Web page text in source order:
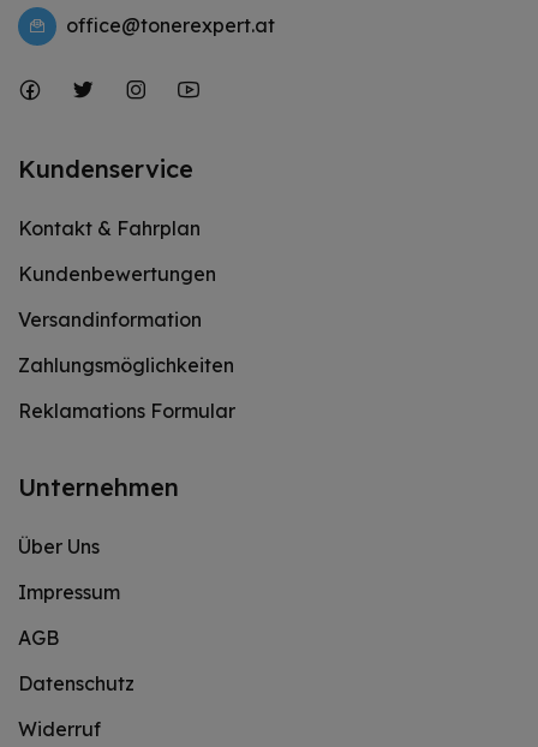
office@tonerexpert.at
Kundenservice
Kontakt & Fahrplan
Kundenbewertungen
Versandinformation
Zahlungsmöglichkeiten
Reklamations Formular
Unternehmen
Über Uns
Impressum
AGB
Datenschutz
Widerruf